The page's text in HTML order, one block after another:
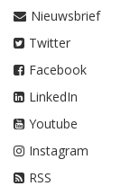
Nieuwsbrief
Twitter
Facebook
LinkedIn
Youtube
Instagram
RSS